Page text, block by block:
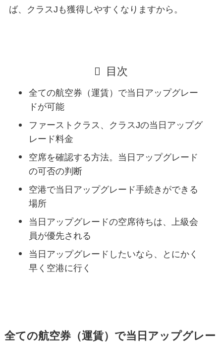
ば、クラスJも獲得しやすくなりますから。
目次
全ての航空券（運賃）で当日アップグレー
ドが可能
ファーストクラス、クラスJの当日アップグ
レード料金
空席を確認する方法。当日アップグレード
の可否の判断
空港で当日アップグレード手続きができる
場所
当日アップグレードの空席待ちは、上級会
員が優先される
当日アップグレードしたいなら、とにかく
早く空港に行く
全ての航空券（運賃）で当日アップグレー